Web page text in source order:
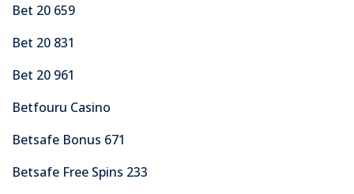
Bet 20 659
Bet 20 831
Bet 20 961
Betfouru Casino
Betsafe Bonus 671
Betsafe Free Spins 233